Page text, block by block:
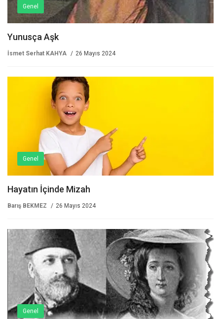
Genel
Yunusça Aşk
İsmet Serhat KAHYA 26 Mayıs 2024
Genel
Hayatın İçinde Mizah
Barış BEKMEZ 26 Mayıs 2024
Genel